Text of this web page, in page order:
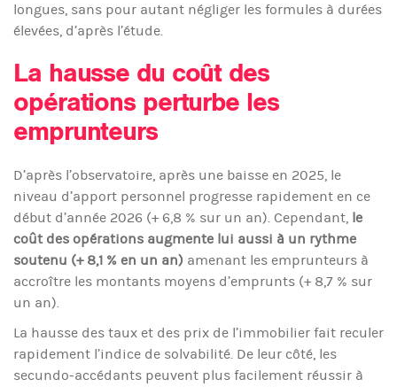
longues, sans pour autant négliger les formules à durées
élevées, d’après l’étude.
La hausse du coût des
opérations perturbe les
emprunteurs
D’après l’observatoire, après une baisse en 2025, le
niveau d’apport personnel progresse rapidement en ce
début d’année 2026 (+ 6,8 % sur un an). Cependant, le
coût des opérations augmente lui aussi à un rythme
soutenu (+ 8,1 % en un an) amenant les emprunteurs à
accroître les montants moyens d’emprunts (+ 8,7 % sur
un an).
La hausse des taux et des prix de l’immobilier fait reculer
rapidement l’indice de solvabilité. De leur côté, les
secundo-accédants peuvent plus facilement réussir à